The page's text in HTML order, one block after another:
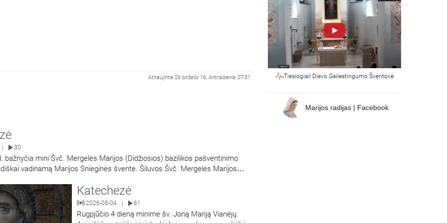
Atnaujinta 26 birželio 16, Antradienis 07:31
30
bažnyčia mini Švč. Mergelės Marijos (Didžiosios) bazilikos pašventinimo
vadinamą Marijos Snieginės švente. Šiluvos Švč. Mergelės Marijos
popiežiaus Pranciškaus sprendimu yra paskelbta dvasine Marijos
dukterimi, turint teisę teikti visas dvasines Romos šventovės
Katechezė
2026-08-04 | 61
Rugpjūčio 4 dieną minime šv. Joną Mariją Vianėjų.
Tiesiogiai! Dievo Gailestingumo Šventovė
Marijos radijas | Facebook